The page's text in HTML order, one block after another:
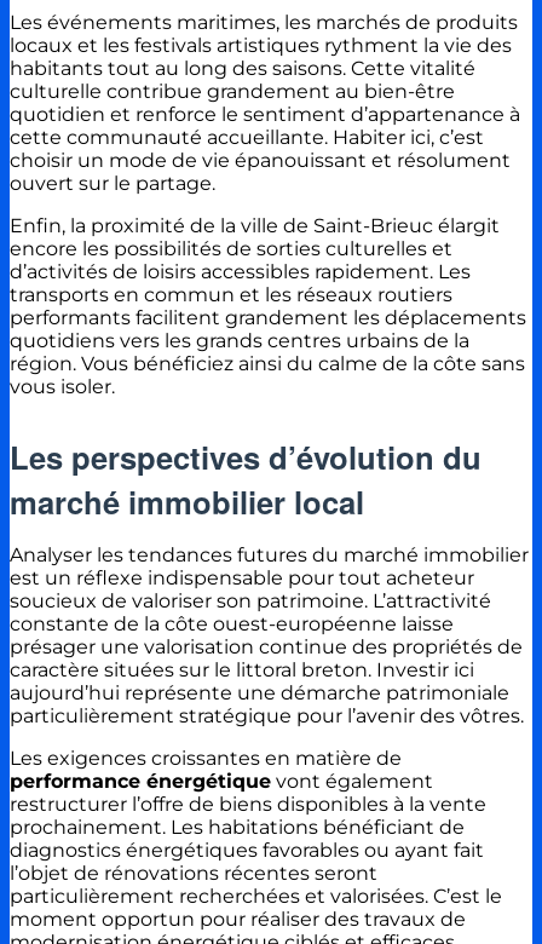
Les événements maritimes, les marchés de produits
locaux et les festivals artistiques rythment la vie des
habitants tout au long des saisons. Cette vitalité
culturelle contribue grandement au bien-être
quotidien et renforce le sentiment d’appartenance à
cette communauté accueillante. Habiter ici, c’est
choisir un mode de vie épanouissant et résolument
ouvert sur le partage.
Enfin, la proximité de la ville de Saint-Brieuc élargit
encore les possibilités de sorties culturelles et
d’activités de loisirs accessibles rapidement. Les
transports en commun et les réseaux routiers
performants facilitent grandement les déplacements
quotidiens vers les grands centres urbains de la
région. Vous bénéficiez ainsi du calme de la côte sans
vous isoler.
Les perspectives d’évolution du
marché immobilier local
Analyser les tendances futures du marché immobilier
est un réflexe indispensable pour tout acheteur
soucieux de valoriser son patrimoine. L’attractivité
constante de la côte ouest-européenne laisse
présager une valorisation continue des propriétés de
caractère situées sur le littoral breton. Investir ici
aujourd’hui représente une démarche patrimoniale
particulièrement stratégique pour l’avenir des vôtres.
Les exigences croissantes en matière de
performance énergétique vont également
restructurer l’offre de biens disponibles à la vente
prochainement. Les habitations bénéficiant de
diagnostics énergétiques favorables ou ayant fait
l’objet de rénovations récentes seront
particulièrement recherchées et valorisées. C’est le
moment opportun pour réaliser des travaux de